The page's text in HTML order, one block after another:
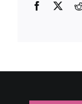
Facebook
X